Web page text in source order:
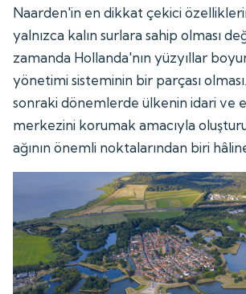
Naarden'in en dikkat çekici
yalnızca kalın surlara sahip olması
zamanda Hollanda'nın yüzyıllar
yönetimi sisteminin bir parçası
sonraki dönemlerde ülkenin idari ve
merkezini korumak amacıyla
ağının önemli noktalarından biri